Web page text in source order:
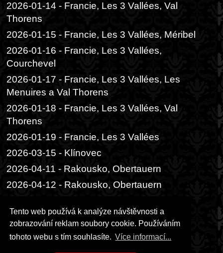
Tento web používá k analýze návštěvnosti a
zobrazování reklam soubory cookie. Používáním
tohoto webu s tím souhlasíte. Více informací...
2026-01-14 - Francie, Les 3 Vallées, Val
Thorens
2026-01-15 - Francie, Les 3 Vallées, Méribel
2026-01-16 - Francie, Les 3 Vallées,
Courchevel
2026-01-17 - Francie, Les 3 Vallées, Les
Menuires a Val Thorens
2026-01-18 - Francie, Les 3 Vallées, Val
Thorens
2026-01-19 - Francie, Les 3 Vallées
2026-03-15 - Klínovec
2026-04-11 - Rakousko, Obertauern
2026-04-12 - Rakousko, Obertauern
Brzobohatého
2026-06-06 - Praha, Festival ambasád